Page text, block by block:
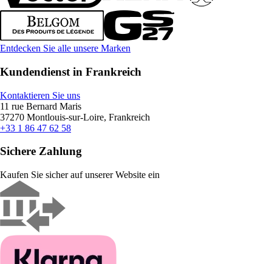
Entdecken Sie alle unsere Marken
Kundendienst in Frankreich
Kontaktieren Sie uns
11 rue Bernard Maris
37270 Montlouis-sur-Loire, Frankreich
+33 1 86 47 62 58
Sichere Zahlung
Kaufen Sie sicher auf unserer Website ein